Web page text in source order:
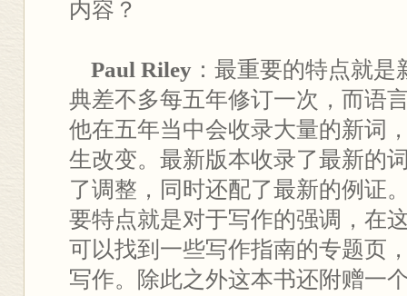
内容？
Paul Riley ：最重要的特点就
典差不多每五年修订一次，而语
他在五年当中会收录大量的新词
生改变。最新版本收录了最新的
了调整，同时还配了最新的例证
要特点就是对于写作的强调，在
可以找到一些写作指南的专题页
写作。除此之外这本书还附赠一